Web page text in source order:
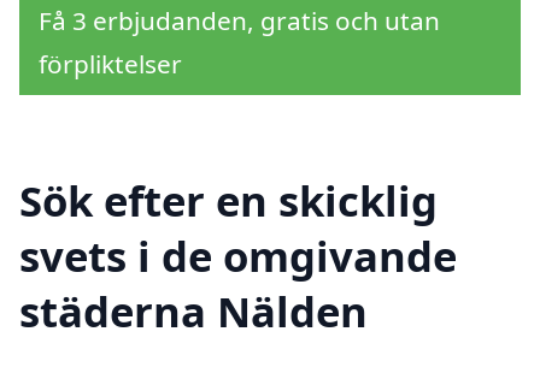
Få 3 erbjudanden, gratis och utan
förpliktelser
Sök efter en skicklig
svets i de omgivande
städerna Nälden